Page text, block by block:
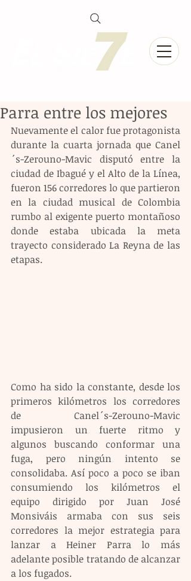
Parra entre los mejores
Nuevamente el calor fue protagonista
durante la cuarta jornada que Canel
´s-Zerouno-Mavic disputó entre la
ciudad de Ibagué y el Alto de la Línea,
fueron 156 corredores lo que partieron
en la ciudad musical de Colombia
rumbo al exigente puerto montañoso
donde estaba ubicada la meta
trayecto considerado La Reyna de las
etapas.
Como ha sido la constante, desde los
primeros kilómetros los corredores
de Canel´s-Zerouno-Mavic
impusieron un fuerte ritmo y
algunos buscando conformar una
fuga, pero ningún intento se
consolidaba. Así poco a poco se iban
consumiendo los kilómetros el
equipo dirigido por Juan José
Monsiváis armaba con sus seis
corredores la mejor estrategia para
lanzar a Heiner Parra lo más
adelante posible tratando de alcanzar
a los fugados.